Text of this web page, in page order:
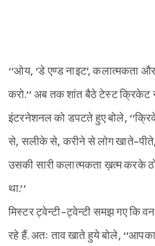
‘‘ओय, ‘डे एण्ड नाइट’, कलात्मकता
करो.’’ अब तक शांत बैठे टेस्ट
इंटरनेशनल को डपटते हुए बोले,
से, सलीके से, करीने से लोग खाते-
उसकी सारी कलात्मकता ख़त्म करके
था.’’
मिस्टर ट्वेन्टी-ट्वेन्टी समझ गए कि
रहे हैं. अतः ताव खाते हुये बोले,